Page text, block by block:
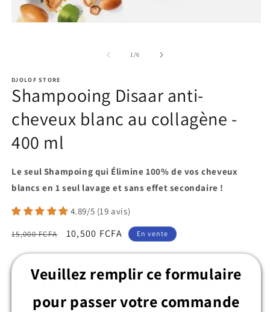
1/de
6
DJOLOF STORE
Shampooing Disaar anti-
cheveux blanc au collagène -
400 ml
Le seul Shampoing qui Élimine 100% de vos cheveux
blancs en 1 seul lavage et sans effet secondaire !
4.89/5 (19 avis)
Prix
15,000 FCFA
Prix
10,500 FCFA En vente
Veuillez remplir ce formulaire
pour passer votre commande